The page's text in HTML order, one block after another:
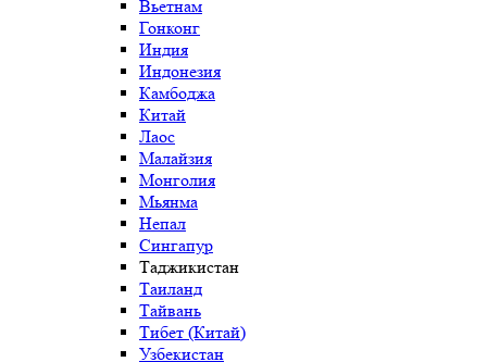
Вьетнам
Гонконг
Индия
Индонезия
Камбоджа
Китай
Лаос
Малайзия
Монголия
Мьянма
Непал
Сингапур
Таджикистан
Таиланд
Тайвань
Тибет (Китай)
Узбекистан